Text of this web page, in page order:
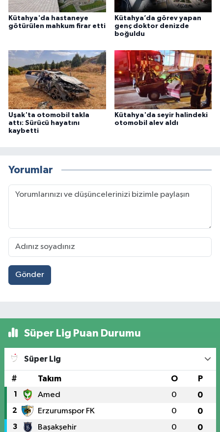
Kütahya'da hastaneye
götürülen mahkum firar etti
Kütahya’da görev yapan
genç doktor denizde
boğuldu
Uşak'ta otomobil takla
attı: Sürücü hayatını
kaybetti
Kütahya'da seyir halindeki
otomobil alev aldı
Yorumlar
Gönder
Süper Lig Puan Durumu
Süper Lig
# Takım O P
1 Amed 0 0
2 Erzurumspor FK 0 0
3 Başakşehir 0 0